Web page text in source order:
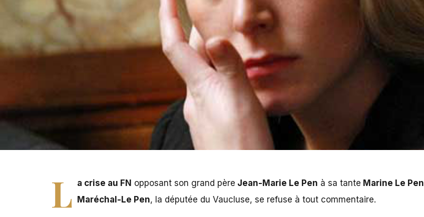
L a crise au FN opposant son grand père Jean-Marie Le Pen à sa tante Marine Le Pen
Maréchal-Le Pen, la députée du Vaucluse, se refuse à tout commentaire.